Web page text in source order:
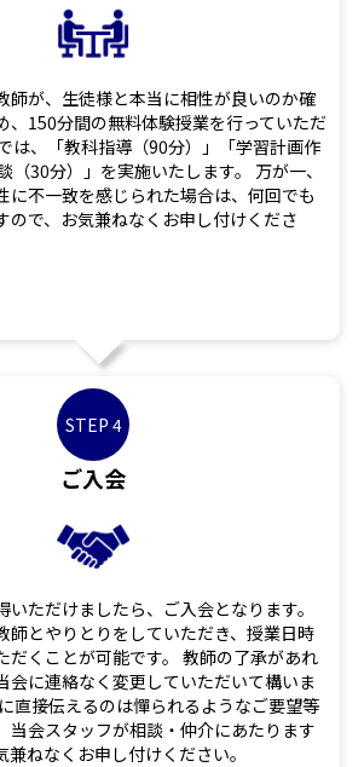
師が、生徒様と本当に相性が良いのか確
、150分間の無料体験授業を行っていただ
は、「教科指導（90分）」「学習計画作
（30分）」を実施いたします。 万が一、
に不一致を感じられた場合は、何回でも
ので、お気兼ねなくお申し付けくださ
STEP 4
ご入会
ただけましたら、ご入会となります。
師とやりとりをしていただき、授業日時
だくことが可能です。 教師の了承があれ
会に連絡なく変更していただいて構いま
直接伝えるのは憚られるようなご要望等
当会スタッフが相談・仲介にあたります
ねなくお申し付けください。